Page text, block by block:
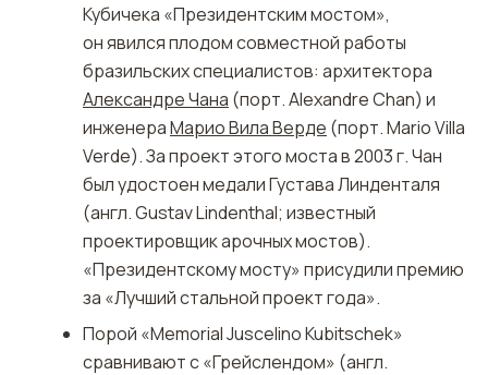
Кубичека «Президентским мостом»,
он явился плодом совместной работы
бразильских специалистов: архитектора
Александре Чана (порт. Alexandre Chan) и
инженераМарио Вила Верде (порт. Mario Villa
Verde). За проект этого моста в 2003 г. Чан
был удостоен медали Густава Линденталя
(англ. Gustav Lindenthal; известный
проектировщик арочных мостов).
«Президентскому мосту» присудили премию
за «Лучший стальной проект года».
Порой «Memorial Juscelino Kubitschek»
сравнивают с «Грейслендом» (англ.